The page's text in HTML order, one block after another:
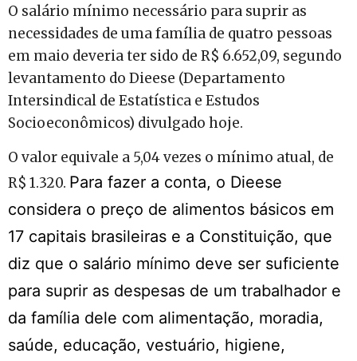
O salário mínimo necessário para suprir as
necessidades de uma família de quatro pessoas
em maio deveria ter sido de R$ 6.652,09, segundo
levantamento do Dieese (Departamento
Intersindical de Estatística e Estudos
Socioeconômicos) divulgado hoje.
O valor equivale a 5,04 vezes o mínimo atual, de
R$ 1.320. Para fazer a conta, o Dieese
considera o preço de alimentos básicos em
17 capitais brasileiras e a Constituição, que
diz que o salário mínimo deve ser suficiente
para suprir as despesas de um trabalhador e
da família dele com alimentação, moradia,
saúde, educação, vestuário, higiene,